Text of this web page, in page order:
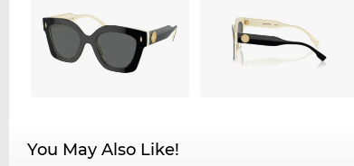
You May Also Like!